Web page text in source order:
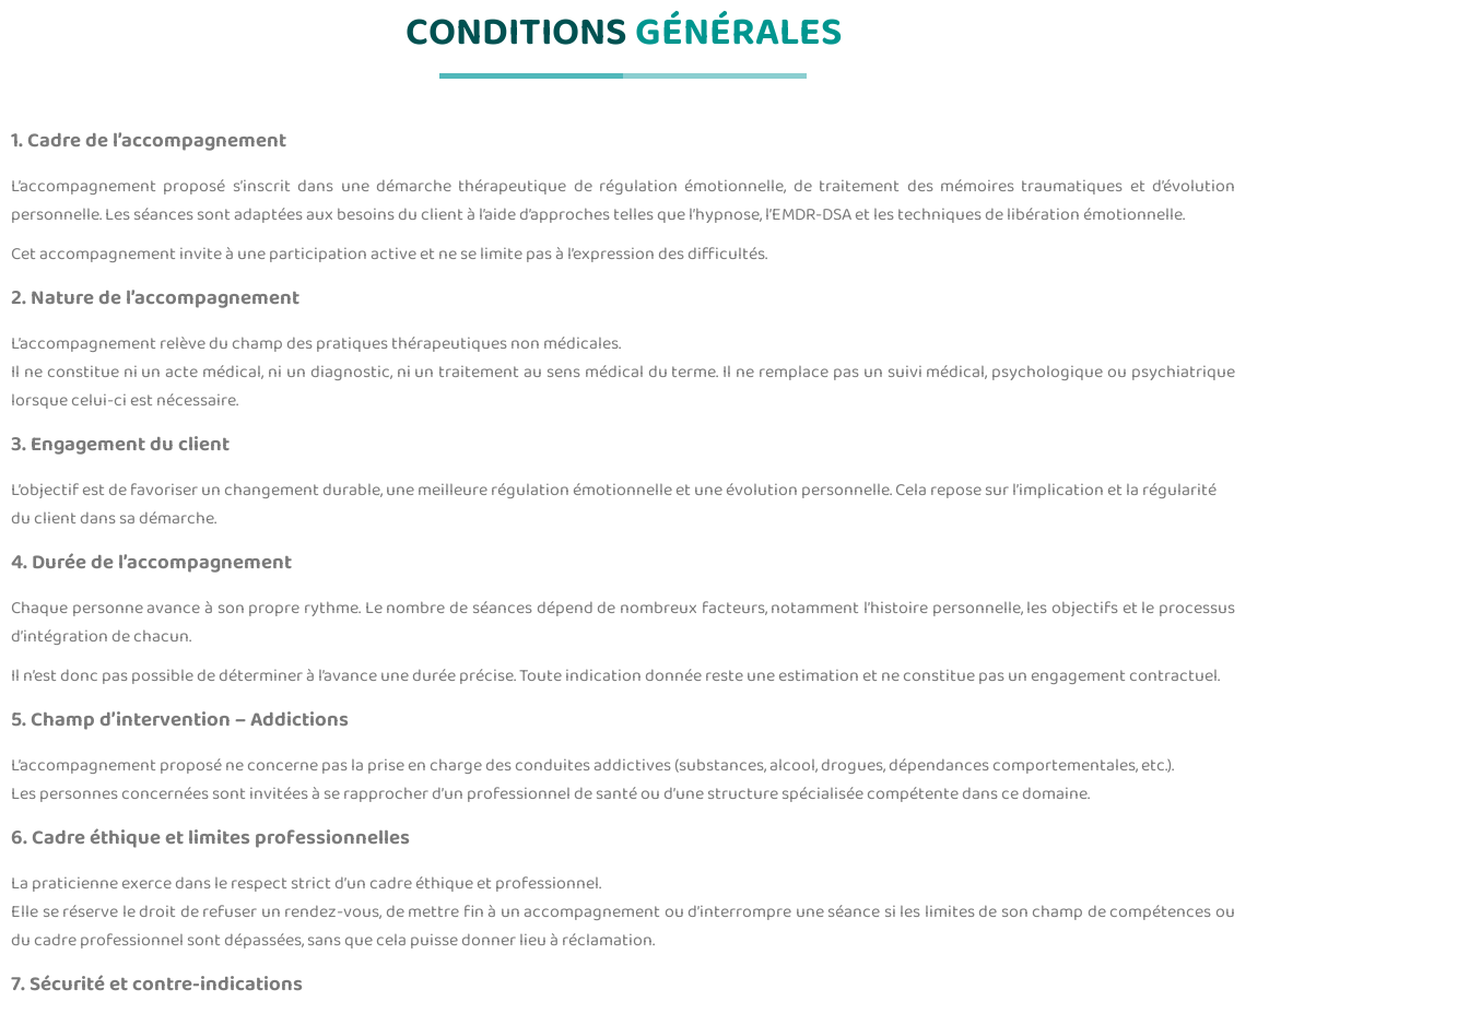
CONDITIONSGÉNÉRALES
1. Cadre de l’accompagnement
L’accompagnement proposé s’inscrit dans une démarche thérapeutique de régulation émotionnelle, de traitement des mémoires traumatiques et d’évolution
personnelle. Les séances sont adaptées aux besoins du client à l’aide d’approches telles que l’hypnose, l’EMDR-DSA et les techniques de libération émotionnelle.
Cet accompagnement invite à une participation active et ne se limite pas à l’expression des difficultés.
2. Nature de l’accompagnement
L’accompagnement relève du champ des pratiques thérapeutiques non médicales.
Il ne constitue ni un acte médical, ni un diagnostic, ni un traitement au sens médical du terme. Il ne remplace pas un suivi médical, psychologique ou psychiatrique
lorsque celui-ci est nécessaire.
3. Engagement du client
L’objectif est de favoriser un changement durable, une meilleure régulation émotionnelle et une évolution personnelle. Cela repose sur l’implication et la régularité
du client dans sa démarche.
4. Durée de l’accompagnement
Chaque personne avance à son propre rythme. Le nombre de séances dépend de nombreux facteurs, notamment l’histoire personnelle, les objectifs et le processus
d’intégration de chacun.
Il n’est donc pas possible de déterminer à l’avance une durée précise. Toute indication donnée reste une estimation et ne constitue pas un engagement contractuel.
5. Champ d’intervention – Addictions
L’accompagnement proposé ne concerne pas la prise en charge des conduites addictives (substances, alcool, drogues, dépendances comportementales, etc.).
Les personnes concernées sont invitées à se rapprocher d’un professionnel de santé ou d’une structure spécialisée compétente dans ce domaine.
6. Cadre éthique et limites professionnelles
La praticienne exerce dans le respect strict d’un cadre éthique et professionnel.
Elle se réserve le droit de refuser un rendez-vous, de mettre fin à un accompagnement ou d’interrompre une séance si les limites de son champ de compétences ou
du cadre professionnel sont dépassées, sans que cela puisse donner lieu à réclamation.
7. Sécurité et contre-indications